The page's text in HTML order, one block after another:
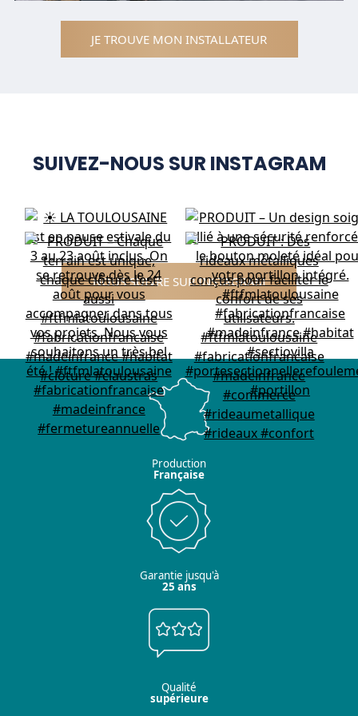
JE TROUVE MON INSTALLATEUR
SUIVEZ-NOUS SUR INSTAGRAM
NOUS SUIVRE SUR INSTAGRAM
Production
Française
Garantie jusqu'à
25 ans
Qualité
supérieure